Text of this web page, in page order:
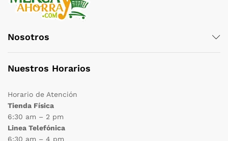
Nosotros
Nuestros Horarios
Horario de Atención
Tienda Física
6:30 am – 2 pm
Linea Telefónica
6:30 am – 4 pm